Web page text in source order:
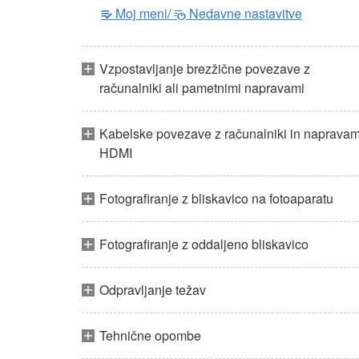
O Moj meni/m Nedavne nastavitve
Vzpostavljanje brezžične povezave z
računalniki ali pametnimi napravami
Kabelske povezave z računalniki in
HDMI
Fotografiranje z bliskavico na fotoaparatu
Fotografiranje z oddaljeno bliskavico
Odpravljanje težav
Tehnične opombe